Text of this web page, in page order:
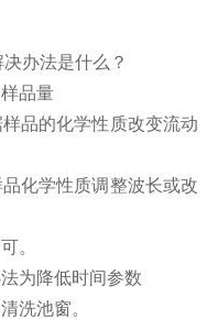
办法是什么？
品量
品的化学性质改变流动
化学性质调整波长或改
。
为降低时间参数
洗池窗。